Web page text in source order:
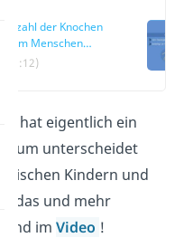
Anzahl der Knochen
beim Menschen
einfach erklärt
(00:12)
hat eigentlich ein
unterscheidet
Kindern und
das und mehr
im Video !